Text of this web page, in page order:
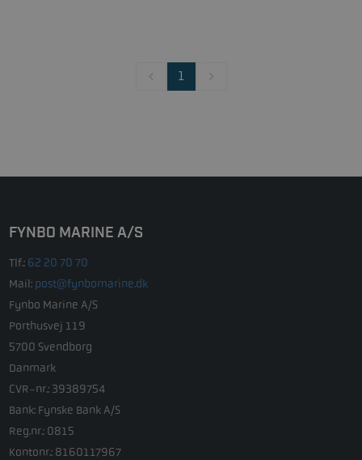
1
FYNBO MARINE A/S
Tlf.: 62 20 70 70
Mail: post@fynbomarine.dk
Fynbo Marine A/S
Porthusvej 119
5700 Svendborg
Danmark
CVR-nr.: 39389754
Bank: Fynske Bank A/S
Reg.nr.: 0815
Kontonr.: 8160117967